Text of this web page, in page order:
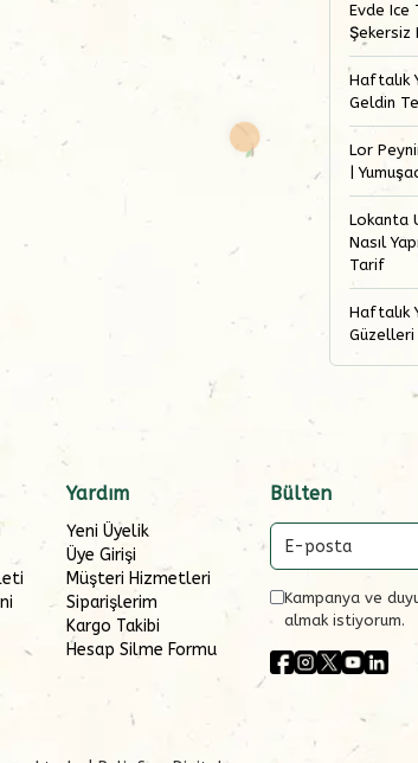
Evde Ice
Şekersiz
Haftalık
Geldin
Lor
|
Lokanta
Nasıl
Tarif
Haftalık
Güzelleri
Yardım
Yeni Üyelik
Üye Girişi
Müşteri Hizmetleri
Siparişlerim
Kargo Takibi
Hesap Silme Formu
Bülten
Kampanya ve
almak istiyorum.